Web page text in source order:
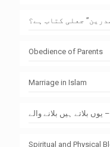
جعلی کتاب ہے؟
Obedience of Parents
Marriage in Islam
بلاتے ہیں بلانے والے
Spiritual and Physical